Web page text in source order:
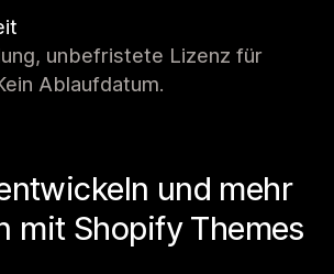
unbefristete Lizenz für
Ablaufdatum.
und mehr
mit Shopify Themes